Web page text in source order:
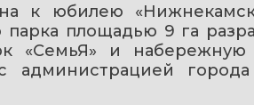
к юбилею
площадью 9 га
«СемьЯ» и
администрацией